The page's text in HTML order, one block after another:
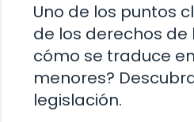
Uno de los puntos
de los derechos de
cómo se traduce
menores?
legislación.